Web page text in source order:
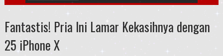
Fantastis! Pria Ini Lamar Kekasihnya dengan
25 iPhone X